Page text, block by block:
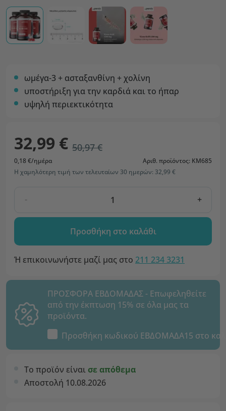
ωμέγα-3 + ασταξανθίνη + χολίνη
υποστήριξη για την καρδιά και το ήπαρ
υψηλή περιεκτικότητα
32,99 € 50,97 €
0,18 €/ημέρα
Αριθ. προϊόντος: KM685
Η χαμηλότερη τιμή των τελευταίων 30 ημερών: 32,99 €
- +
Προσθήκη στο καλάθι
Ή επικοινωνήστε μαζί μας στο 211 234 3231
ΠΡΟΣΦΟΡΑ ΕΒΔΟΜΑΔΑΣ - Επωφεληθείτε
από την έκπτωση 15% σε όλα μας τα
προϊόντα.
Προσθήκη κωδικού ΕΒΔΟΜΑΔΑ15 στο
Το προϊόν είναι σε απόθεμα
Αποστολή 10.08.2026